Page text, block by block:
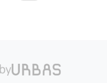
URBAS 공식 웹사이트 (새